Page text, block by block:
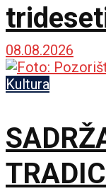
08.08.2026
Kultura